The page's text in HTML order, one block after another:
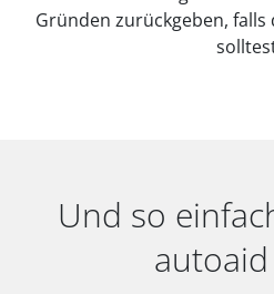
Gründen zurückgeben,
Und so
autoaid